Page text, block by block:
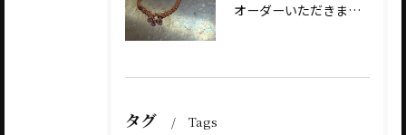
オーダーいただきました、AbHeri 『dew 露』の新作で...
タグ Tags